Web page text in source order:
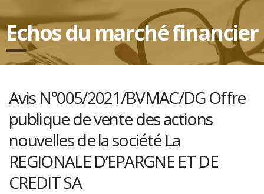
Echos du marché financier
Avis N°005/2021/BVMAC/DG Offre
publique de vente des actions
nouvelles de la société La
REGIONALE D’EPARGNE ET DE
CREDIT SA